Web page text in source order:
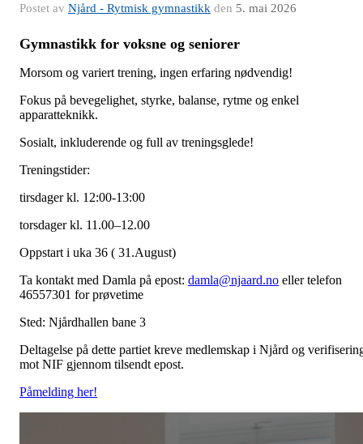
Postet av Njård - Rytmisk gymnastikk den 5. mai 2026
Gymnastikk for voksne og seniorer
Morsom og variert trening, ingen erfaring nødvendig!
Fokus på bevegelighet, styrke, balanse, rytme og enkel
apparatteknikk.
Sosialt, inkluderende og full av treningsglede!
Treningstider:
tirsdager kl. 12:00-13:00
torsdager kl. 11.00–12.00
Oppstart i uka 36 ( 31.August)
Ta kontakt med Damla på epost: damla@njaard.no eller telefon
46557301 for prøvetime
Sted: Njårdhallen bane 3
Deltagelse på dette partiet kreve medlemskap i Njård og
mot NIF gjennom tilsendt epost.
Påmelding her!